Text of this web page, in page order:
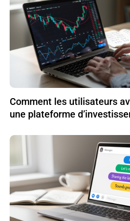
Comment les utilisateurs
une plateforme